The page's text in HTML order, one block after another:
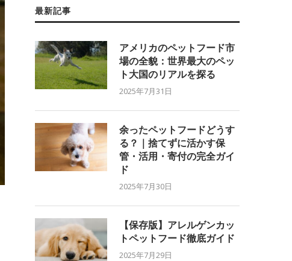
最新記事
アメリカのペットフード市
場の全貌：世界最大のペッ
ト大国のリアルを探る
2025年7月31日
余ったペットフードどうす
る？｜捨てずに活かす保
管・活用・寄付の完全ガイ
ド
2025年7月30日
【保存版】アレルゲンカッ
トペットフード徹底ガイド
2025年7月29日